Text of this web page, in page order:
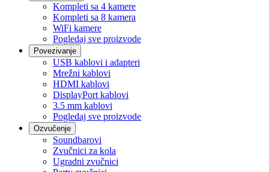
Kompleti sa 4 kamere
Kompleti sa 8 kamera
WiFi kamere
Pogledaj sve proizvode
Povezivanje
USB kablovi i adapteri
Mrežni kablovi
HDMI kablovi
DisplayPort kablovi
3.5 mm kablovi
Pogledaj sve proizvode
Ozvučenje
Soundbarovi
Zvučnici za kola
Ugradni zvučnici